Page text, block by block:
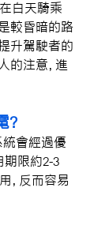
白天騎乘
較昏暗的路
升駕駛者的
的注意，進
?
會經過優
期限約2-3
，反而容易